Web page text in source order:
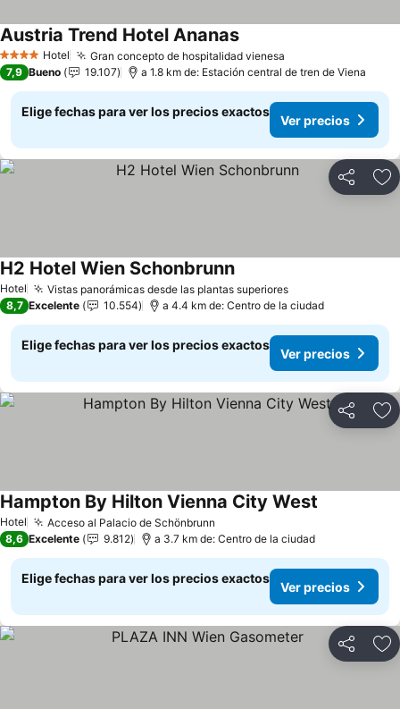
4 EstrellasHotel Gran concepto de hospitalidad vienesa
Austria Trend Hotel AnanasVer precios
7,9 Bueno 19.107 a 1.8 km de: Estación central de tren de Viena
Elige fechas para ver los precios exactos
Ver precios
Compartir
Hotel Vistas panorámicas desde las plantas superioresVer precios
H2 Hotel Wien SchonbrunnVer precios
8,7 Excelente 10.554 a 4.4 km de: Centro de la ciudad
Elige fechas para ver los precios exactos
Ver precios
Compartir
Hotel Acceso al Palacio de Schönbrunn
Hampton By Hilton Vienna City West
8,6 Excelente 9.812 a 3.7 km de: Centro de la ciudad
Elige fechas para ver los precios exactos
Ver precios
Compartir